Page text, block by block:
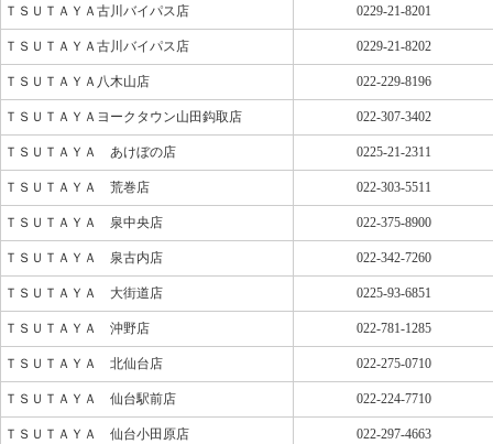
ＴＳＵＴＡＹＡ古川バイパス店 0229-21-8201
ＴＳＵＴＡＹＡ古川バイパス店 0229-21-8202
ＴＳＵＴＡＹＡ八木山店 022-229-8196
ＴＳＵＴＡＹＡヨークタウン山田鈎取店 022-307-3402
ＴＳＵＴＡＹＡ あけぼの店 0225-21-2311
ＴＳＵＴＡＹＡ 荒巻店 022-303-5511
ＴＳＵＴＡＹＡ 泉中央店 022-375-8900
ＴＳＵＴＡＹＡ 泉古内店 022-342-7260
ＴＳＵＴＡＹＡ 大街道店 0225-93-6851
ＴＳＵＴＡＹＡ 沖野店 022-781-1285
ＴＳＵＴＡＹＡ 北仙台店 022-275-0710
ＴＳＵＴＡＹＡ 仙台駅前店 022-224-7710
ＴＳＵＴＡＹＡ 仙台小田原店 022-297-4663